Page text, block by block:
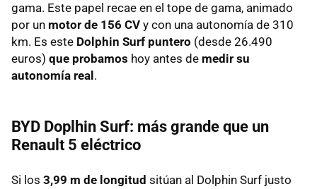
gama. Este papel recae en el tope de gama, animado
por un motor de 156 CV y con una autonomía de 310
km. Es este Dolphin Surf puntero (desde 26.490
euros) que probamos hoy antes de medir su
autonomía real .
BYD Doplhin Surf: más grande que un
Renault 5 eléctrico
Si los 3,99 m de longitud sitúan al Dolphin Surf justo